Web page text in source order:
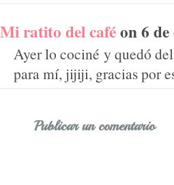
Mi ratito del caféon 6
Ayer lo cociné y quedó
para mí, jijiji, gracias por
Publicar un comentario